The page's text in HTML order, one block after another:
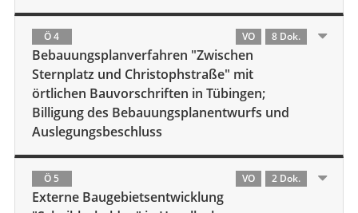
Ö 4 VO 8 Dok.
Bebauungsplanverfahren "Zwischen
Sternplatz und Christophstraße" mit
örtlichen Bauvorschriften in Tübingen;
Billigung des Bebauungsplanentwurfs und
Auslegungsbeschluss
Ö 5 VO 2 Dok.
Externe Baugebietsentwicklung